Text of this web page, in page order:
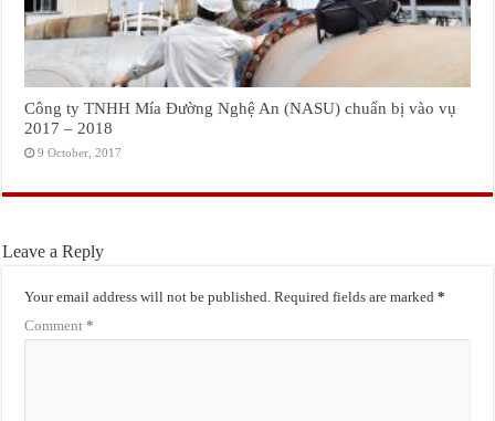
Công ty TNHH Mía Đường Nghệ An (NASU) chuẩn bị vào vụ
2017 – 2018
9 October, 2017
Leave a Reply
Your email address will not be published. Required fields are marked*
Comment*